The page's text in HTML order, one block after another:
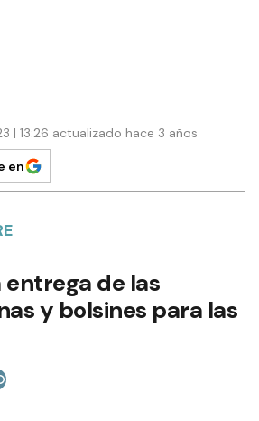
| 13:26 actualizado hace 3 años
en
entrega de las
y bolsines para las